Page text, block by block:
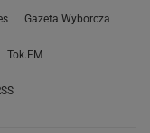
Gazeta Wyborcza
Tok.FM